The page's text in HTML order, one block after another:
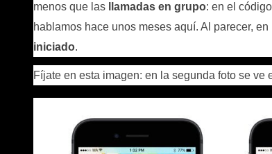
menos que las
llamadas en grupo: en el
hablamos hace unos meses aquí. Al parecer,
iniciado.
Fíjate en esta imagen: en la segunda foto se ve